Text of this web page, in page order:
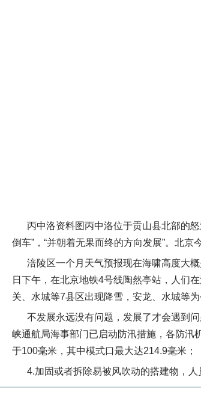
丙中洛资料图丙中洛位于贡山县北部的
倒车”，“并朝着无果而终的方向发展”。北
涪陵区一个月天气预报现在海啸高度大
日下午，在北京地铁4号线陶然亭站，人们
关、水城等7县区出现降雪，安龙、水城等为
不发展永远没有问题，发展了才会遇到
峡通航局海事部门已启动防汛措施，各防汛
于100毫米，其中模式口最大达214.9毫米；
4.加固或者拆除易被风吹动的搭建物，